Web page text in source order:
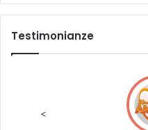
Testimonianze
<